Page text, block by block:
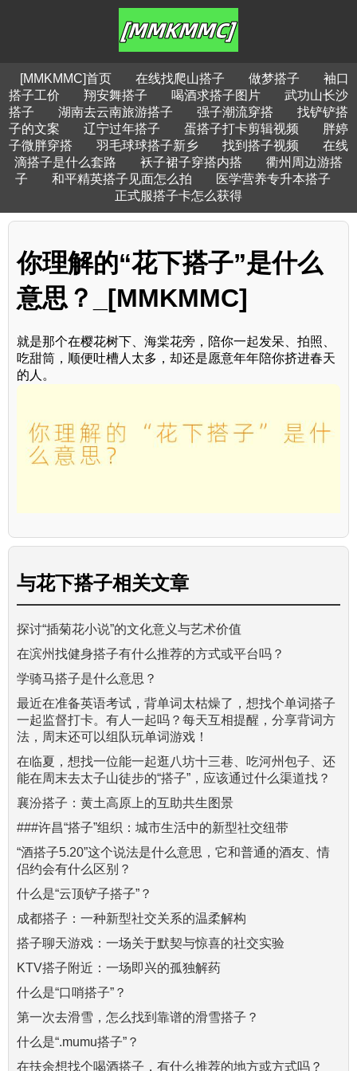
[MMKMMC]首页 在线找爬山搭子 做梦搭子
袖口
搭子工价
翔安舞搭子 喝酒求搭子图片
武功山长沙
搭子
湖南去云南旅游搭子 强子潮流穿搭
找铲铲搭
子的文案
辽宁过年搭子 蛋搭子打卡剪辑视频
胖婷
子微胖穿搭
羽毛球球搭子新乡 找到搭子视频
在线
滴搭子是什么套路
袄子裙子穿搭内搭
衢州周边游搭
子
和平精英搭子见面怎么拍
医学营养专升本搭子
正式服搭子卡怎么获得
你理解的“花下搭子”是什么
意思？_[MMKMMC]
就是那个在樱花树下、海棠花旁，陪你一起发呆、拍照、
吃甜筒，顺便吐槽人太多，却还是愿意年年陪你挤进春天
的人。
与花下搭子相关文章
探讨“插菊花小说”的文化意义与艺术价值
在滨州找健身搭子有什么推荐的方式或平台吗？
学骑马搭子是什么意思？
最近在准备英语考试，背单词太枯燥了，想找个单词搭子
一起监督打卡。有人一起吗？每天互相提醒，分享背词方
法，周末还可以组队玩单词游戏！
在临夏，想找一位能一起逛八坊十三巷、吃河州包子、还
能在周末去太子山徒步的“搭子”，应该通过什么渠道找？
襄汾搭子：黄土高原上的互助共生图景
###许昌“搭子”组织：城市生活中的新型社交纽带
“酒搭子5.20”这个说法是什么意思，它和普通的酒友、情
侣约会有什么区别？
什么是“云顶铲子搭子”？
成都搭子：一种新型社交关系的温柔解构
搭子聊天游戏：一场关于默契与惊喜的社交实验
KTV搭子附近：一场即兴的孤独解药
什么是“口哨搭子”？
第一次去滑雪，怎么找到靠谱的滑雪搭子？
什么是“.mumu搭子”？
在扶余想找个喝酒搭子，有什么推荐的地方或方式吗？